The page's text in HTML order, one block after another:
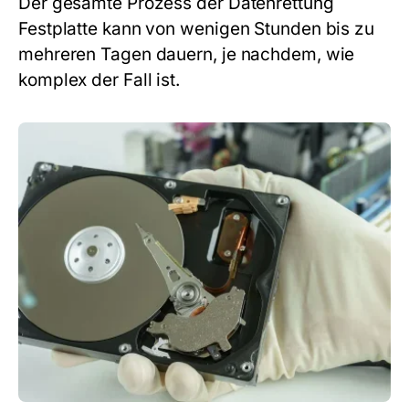
Festplatte kann von wenigen Stunden bis zu
mehreren Tagen dauern, je nachdem, wie
komplex der Fall ist.